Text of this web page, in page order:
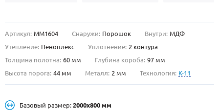
О НАС
Металлические двери от производителя с доставкой и установкой в
Москве и МО
Артикул: ММ1604 Снаружи: Порошок Внутри: МДФ
Утепление: Пеноплекс Уплотнение: 2 контура
Толщина полотна: 60 мм Глубина короба: 97 мм
Высота порога: 44 мм Металл: 2 мм Технология: K-11
Базовый размер: 2000х800 мм